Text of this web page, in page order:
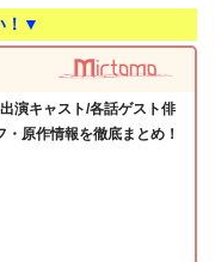
！▼
出演キャスト/各話ゲスト俳
・原作情報を徹底まとめ！